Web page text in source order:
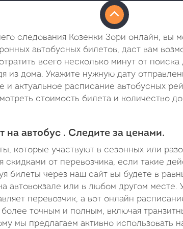
следования Козенки Зори онлайн, вы
автобусных билетов, даст вам
всего несколько минут от
из дома. Укажите нужную дату
и актуальное расписание автобусных
стоимость билета и количество
автобус . Следите за ценами.
которые участвуют в сезонных или
скидками от перевозчика, если такие
билеты через наш сайт вы будете в
автовокзале или в любом другом месте.
перевозчик, а вот онлайн
точным и полным, включая
мы предлагаем активно использовать